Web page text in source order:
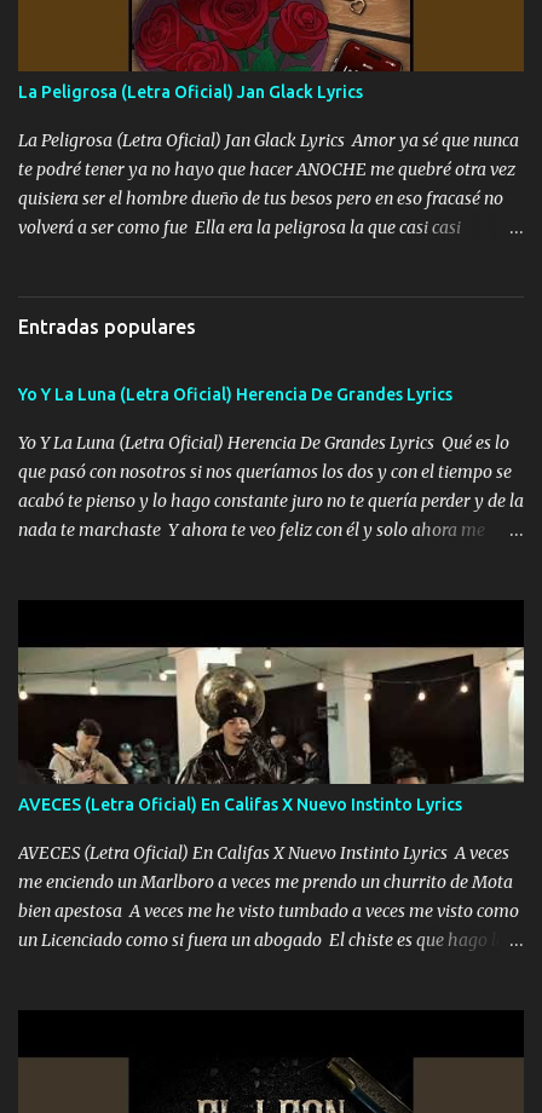
Ando en la colonia bien acelerado traigo un M2 que nunca me ha
fallado para mi compadre mandó un fuerte abrazo también al
Especial sabe que lo apreciamos En los mejores antros me verán
tomando con mujeres hermosas y botellas destapando siempre
bien cuidado bien atrabancado y a los que me conocen ya saben de
lo que hablo Entre lob...
La Peligrosa (Letra Oficial) Jan Glack Lyrics
La Peligrosa (Letra Oficial) Jan Glack Lyrics Amor ya sé que nunca
te podré tener ya no hayo que hacer ANOCHE me quebré otra vez
quisiera ser el hombre dueño de tus besos pero en eso fracasé no
volverá a ser como fue Ella era la peligrosa la que casi casi
años solo pienso en ti mami no me crees se que no me crees
Música Amar me duele estoy rodeado de mujeres pero solo
pasión en la troca tus labios besándome yo quitándote la ropa no
quiero que sea nunca con otra yo quiero llevarte a la Luna y si
quieres en ese momento te pido que seas mi esposa Chingada
madre no quiero dejar de tenerte no ayuda la p'uta loquera y al
chile quisiera ser menos de ti dependiente la pinche tristeza me
encierra princesa tu sabes que nunca saldras de mi mente Ella era
Entradas populares
Yo Y La Luna (Letra Oficial) Herencia De Grandes Lyrics
Yo Y La Luna (Letra Oficial) Herencia De Grandes Lyrics Qué es lo
que pasó con nosotros si nos queríamos los dos y con el tiempo se
acabó te pienso y lo hago constante juro no te quería perder y de la
nada te marchaste Y ahora te veo feliz con él y solo ahora me
pero eso ya no va a pasar me perderé en la soledad Porque me
mirabas bonito si yo no fui el final feliz el final fue triste pa mí Y
duele no tenerte aquí sabiendo que moría por ti yo y la luna
cantamos y por ti nos embriagamos Quién sabe qué será de mí si
contigo fui muy feliz a lo mejor no lloró pero muy en el fondo te
adoro
AVECES (Letra Oficial) En Califas X Nuevo Instinto Lyrics
AVECES (Letra Oficial) En Califas X Nuevo Instinto Lyrics A veces
me enciendo un Marlboro a veces me prendo un churrito de Mota
bien apestosa A veces me he visto tumbado a veces me visto como
un Licenciado como si fuera un abogado El chiste es que hago lo
corriente no quieren verte subir de level trucha mis plebes Música
A veces me pongo un sombrero a veces me ven la cachucha de lado